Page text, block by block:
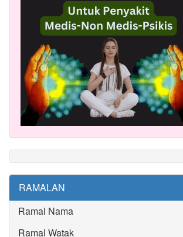
RAMALAN
Ramal Nama
Ramal Watak